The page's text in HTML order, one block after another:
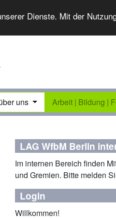
Dienste. Mit der
uns Arbeit | Bildung |
LAG WfbM Berlin
Im internen Bereich finden
und Gremien. Bitte melden
Login
Willkommen!